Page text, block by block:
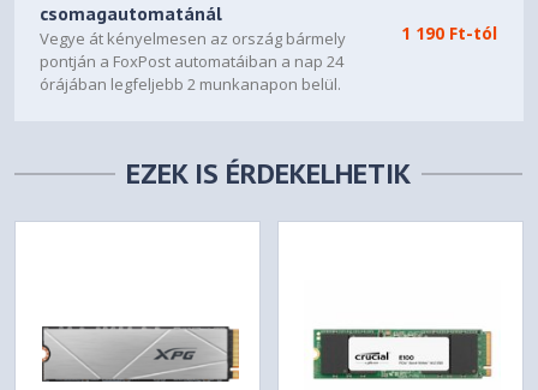
csomagautomatánál
Vegye át kényelmesen az ország bármely
pontján a FoxPost automatáiban a nap 24
órájában legfeljebb 2 munkanapon belül.
1 190 Ft-tól
EZEK IS ÉRDEKELHETIK